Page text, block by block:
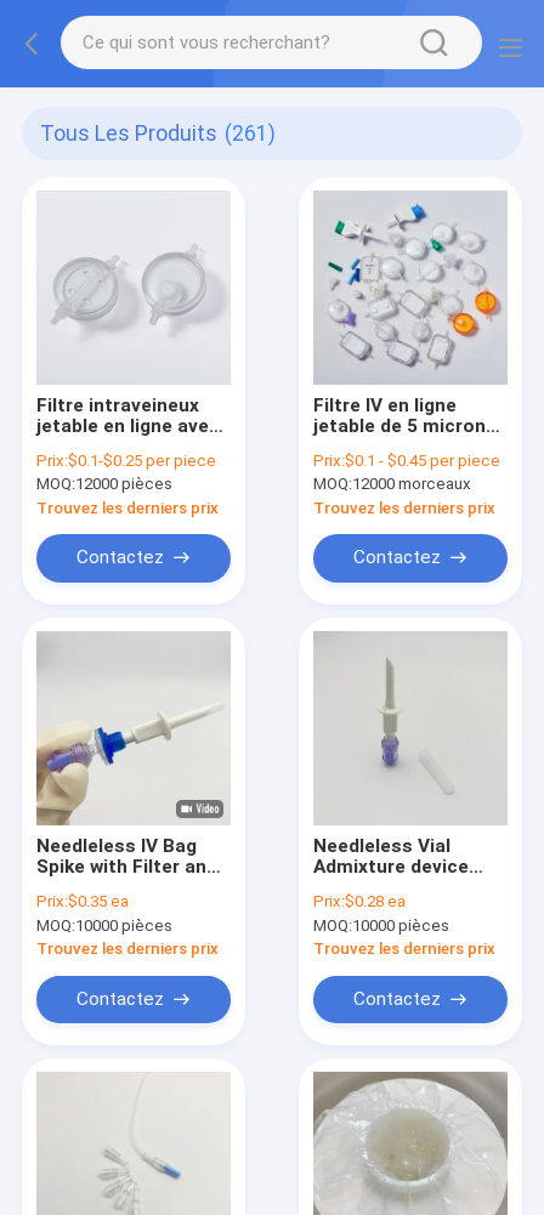
Tous Les Produits (261)
Filtre intraveineux
jetable en ligne avec
d'entrée/sortie du
tube d'infusion
Prix:$0.1-$0.25 per piece
MOQ:12000 pièces
Trouvez les derniers prix
Contactez
Filtre IV en ligne
jetable de 5 microns
pour les lignes
d'accès veineux
Prix:$0.1 - $0.45 per piece
MOQ:12000 morceaux
Trouvez les derniers prix
Contactez
Needleless IV Bag
Spike with Filter and
Resistant Valve Port
Prix:$0.35 ea
MOQ:10000 pièces
Trouvez les derniers prix
Contactez
Needleless Vial
Admixture device
Resistant Check
Valve Port
Prix:$0.28 ea
MOQ:10000 pièces
Trouvez les derniers prix
Contactez